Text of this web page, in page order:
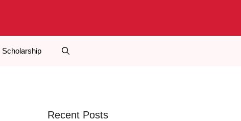
Scholarship
Recent Posts